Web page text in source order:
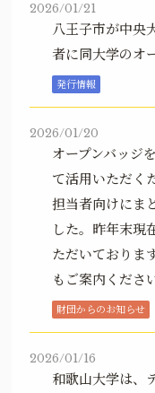
2026/01/21
八王子市が中央
者に同大学のオ
発行情報
2026/01/20
オープンバッジ
て活用いただく
担当者向けにま
した。昨年末現
ただいておりま
もご案内ください
財団からのお知らせ
2026/01/16
和歌山大学は、